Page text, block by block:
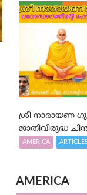
ശ്രീ നാരായണ
ജാതിവിരുദ്ധ
AMERICA
AMERICA